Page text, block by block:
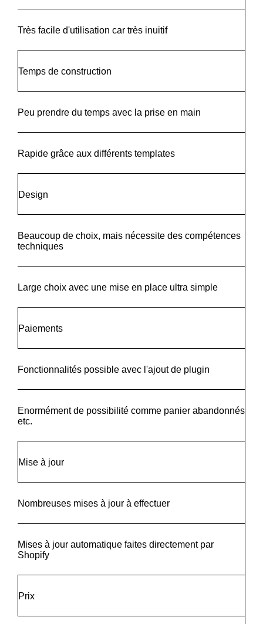
Très facile d'utilisation car très inuitif
Temps de construction
Peu prendre du temps avec la prise en main
Rapide grâce aux différents templates
Design
Beaucoup de choix, mais nécessite des compétences
techniques
Large choix avec une mise en place ultra simple
Paiements
Fonctionnalités possible avec l'ajout de plugin
Enormément de possibilité comme panier abandonnés
etc.
Mise à jour
Nombreuses mises à jour à effectuer
Mises à jour automatique faites directement par
Shopify
Prix